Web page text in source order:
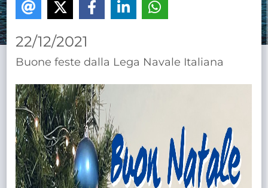
22/12/2021
Buone feste dalla Lega Navale Italiana
COMUNICAZIONE,
AMMINISTRAZIONE